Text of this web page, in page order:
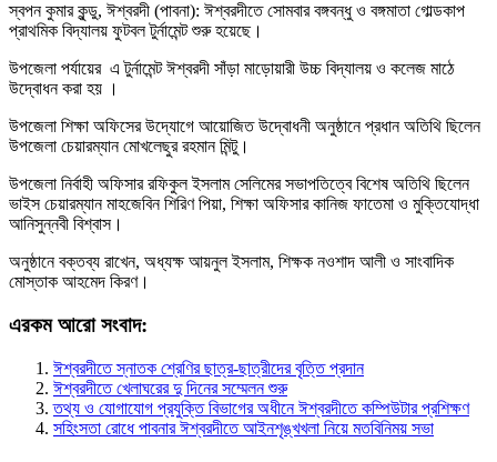
স্বপন কুমার কুন্ডু, ঈশ্বরদী (পাবনা): ঈশ্বরদীতে সোমবার বঙ্গবন্ধু ও বঙ্গমাতা গোল্ডকাপ
প্রাথমিক বিদ্যালয় ফুটবল টুর্নামেন্ট শুরু হয়েছে।
উপজেলা পর্যায়ের এ টুর্নামেন্ট ঈশ্বরদী সাঁড়া মাড়োয়ারী উচ্চ বিদ্যালয় ও কলেজ মাঠে
উদ্বোধন করা হয় ।
উপজেলা শিক্ষা অফিসের উদ্যোগে আয়োজিত উদ্বোধনী অনুষ্ঠানে প্রধান অতিথি ছিলেন
উপজেলা চেয়ারম্যান মোখলেছুর রহমান মিন্টু।
উপজেলা নির্বাহী অফিসার রফিকুল ইসলাম সেলিমের সভাপতিত্বে বিশেষ অতিথি ছিলেন
ভাইস চেয়ারম্যান মাহজেবিন শিরিণ পিয়া, শিক্ষা অফিসার কানিজ ফাতেমা ও মুক্তিযোদ্ধা
আনিসুন্নবী বিশ্বাস।
অনুষ্ঠানে বক্তব্য রাখেন, অধ্যক্ষ আয়নুল ইসলাম, শিক্ষক নওশাদ আলী ও সাংবাদিক
মোস্তাক আহমেদ কিরণ।
এরকম আরো সংবাদ:
ঈশ্বরদীতে স্নাতক শ্রেণির ছাত্র-ছাত্রীদের বৃত্তি প্রদান
ঈশ্বরদীতে খেলাঘরের দু দিনের সম্মেলন শুরু
তথ্য ও যোগাযোগ প্রযুক্তি বিভাগের অধীনে ঈশ্বরদীতে কম্পিউটার প্রশিক্ষণ
সহিংসতা রোধে পাবনার ঈশ্বরদীতে আইনশৃঙ্খখলা নিয়ে মতবিনিময় সভা